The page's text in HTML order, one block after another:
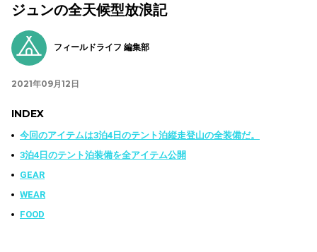
ジュンの全天候型放浪記
フィールドライフ 編集部
2021年09月12日
INDEX
今回のアイテムは3泊4日のテント泊縦走登山の全装備だ。
3泊4日のテント泊装備を全アイテム公開
GEAR
WEAR
FOOD